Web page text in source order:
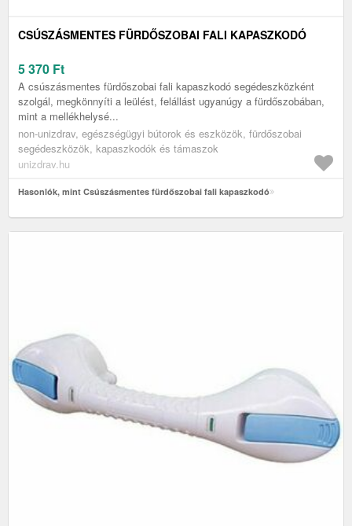
CSÚSZÁSMENTES FÜRDŐSZOBAI FALI KAPASZKODÓ
5 370 Ft
A csúszásmentes fürdőszobai fali kapaszkodó segédeszközként
szolgál, megkönnyíti a leülést, felállást ugyanúgy a fürdőszobában,
mint a mellékhelysé...
non-unizdrav, egészségügyi bútorok és eszközök, fürdőszobai
segédeszközök, kapaszkodók és támaszok
unizdrav.hu
Hasonlók, mint Csúszásmentes fürdőszobai fali kapaszkodó